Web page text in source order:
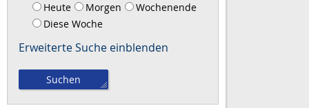
Heute Morgen
Wochenende
Diese Woche
Erweiterte Suche